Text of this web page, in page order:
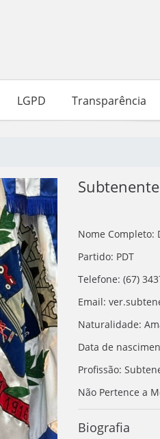
LGPD Transparência
Nome Completo:
Partido: PDT
Telefone: (67)
Email:
Naturalidade:
Data de
Profissão:
Não Pertence a
Biografia